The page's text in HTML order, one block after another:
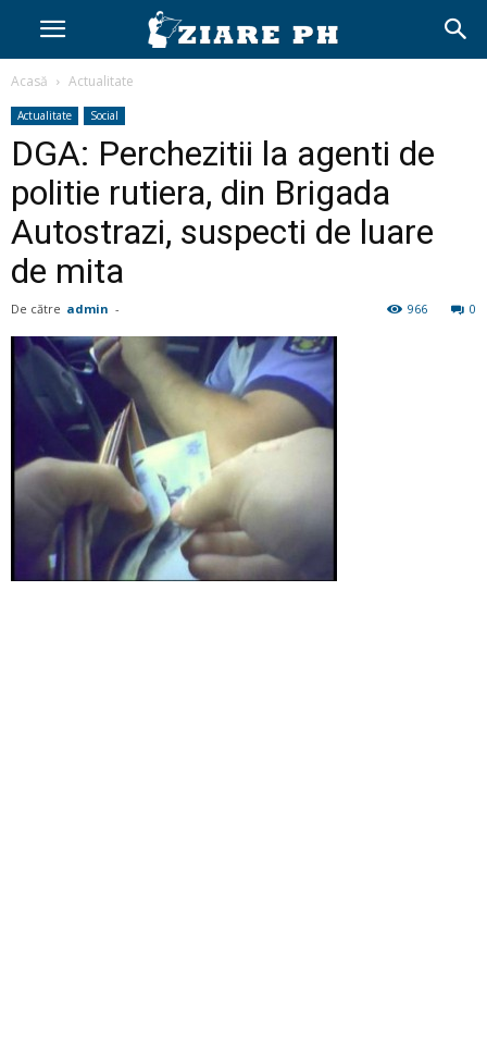
Acasă Actualitate
Actualitate Social
DGA: Perchezitii la agenti de
politie rutiera, din Brigada
Autostrazi, suspecti de luare
de mita
De către admin - 0
966